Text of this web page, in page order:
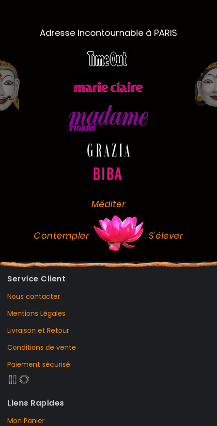
Adresse Incontournable à PARIS
Méditer
Contempler S'élever
Service Client
Nous contacter
Mentions Légales
Livraison et Retour
Conditions de vente
Paiement sécurisé
Liens Rapides
Mon Panier